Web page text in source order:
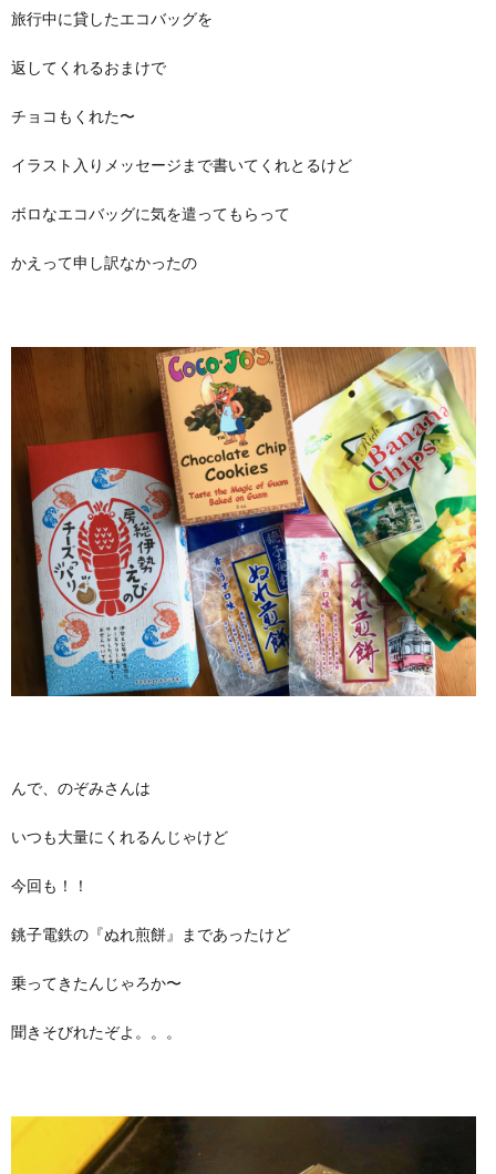
旅行中に貸したエコバッグを
返してくれるおまけで
チョコもくれた〜
イラスト入りメッセージまで書いてくれとるけど
ボロなエコバッグに気を遣ってもらって
かえって申し訳なかったの
んで、のぞみさんは
いつも大量にくれるんじゃけど
今回も！！
銚子電鉄の『ぬれ煎餅』まであったけど
乗ってきたんじゃろか〜
聞きそびれたぞよ。。。